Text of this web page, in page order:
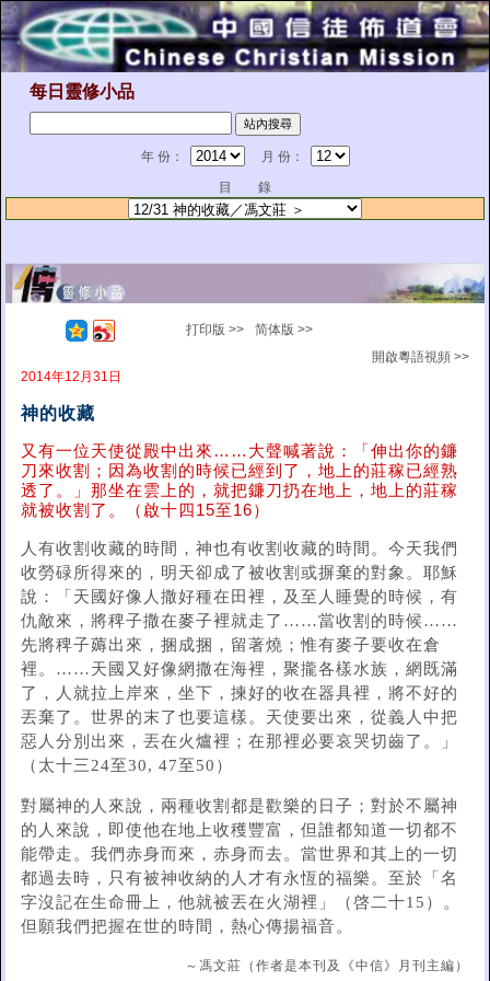
每日靈修小品
年 份：
月 份：
目 錄
打印版 >>
简体版 >>
開啟粵語視頻 >>
2014年12月31日
神的收藏
又有一位天使從殿中出來……大聲喊著說：「伸出你的鐮
刀來收割；因為收割的時候已經到了，地上的莊稼已經熟
透了。」那坐在雲上的，就把鐮刀扔在地上，地上的莊稼
就被收割了。（啟十四15至16）
人有收割收藏的時間，神也有收割收藏的時間。今天我們
收勞碌所得來的，明天卻成了被收割或摒棄的對象。耶穌
說：「天國好像人撒好種在田裡，及至人睡覺的時候，有
仇敵來，將稗子撒在麥子裡就走了……當收割的時候……
先將稗子薅出來，捆成捆，留著燒；惟有麥子要收在倉
裡。……天國又好像網撒在海裡，聚攏各樣水族，網既滿
了，人就拉上岸來，坐下，揀好的收在器具裡，將不好的
丟棄了。世界的末了也要這樣。天使要出來，從義人中把
惡人分別出來，丟在火爐裡；在那裡必要哀哭切齒了。」
（太十三24至30, 47至50）
對屬神的人來說，兩種收割都是歡樂的日子；對於不屬神
的人來說，即使他在地上收穫豐富，但誰都知道一切都不
能帶走。我們赤身而來，赤身而去。當世界和其上的一切
都過去時，只有被神收納的人才有永恆的福樂。至於「名
字沒記在生命冊上，他就被丟在火湖裡」（啓二十15）。
但願我們把握在世的時間，熱心傳揚福音。
～馮文莊（作者是本刊及《中信》月刊主編）